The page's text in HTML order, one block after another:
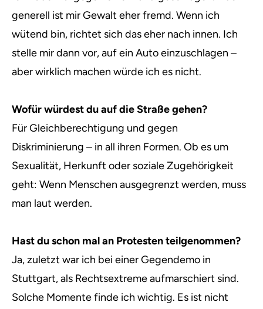
generell ist mir Gewalt eher fremd. Wenn ich
wütend bin, richtet sich das eher nach innen. Ich
stelle mir dann vor, auf ein Auto einzuschlagen –
aber wirklich machen würde ich es nicht.
Wofür würdest du auf die Straße gehen?
Für Gleichberechtigung und gegen
Diskriminierung – in all ihren Formen. Ob es um
Sexualität, Herkunft oder soziale Zugehörigkeit
geht: Wenn Menschen ausgegrenzt werden, muss
man laut werden.
Hast du schon mal an Protesten teilgenommen?
Ja, zuletzt war ich bei einer Gegendemo in
Stuttgart, als Rechtsextreme aufmarschiert sind.
Solche Momente finde ich wichtig. Es ist nicht